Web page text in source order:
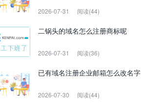
2026-07-31 阅读(44)
二锅头的域名怎么注册商标呢
2026-07-31 阅读(36)
已有域名注册企业邮箱怎么改名字
2026-07-30 阅读(44)